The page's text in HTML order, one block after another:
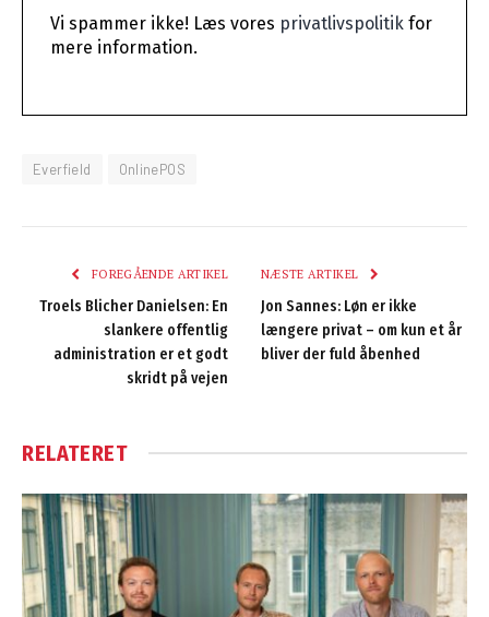
Vi spammer ikke! Læs vores privatlivspolitik for
mere information.
Everfield OnlinePOS
FOREGÅENDE ARTIKEL
Troels Blicher Danielsen: En
slankere offentlig
administration er et godt
skridt på vejen
NÆSTE ARTIKEL
Jon Sannes: Løn er ikke
længere privat – om kun et år
bliver der fuld åbenhed
RELATERET